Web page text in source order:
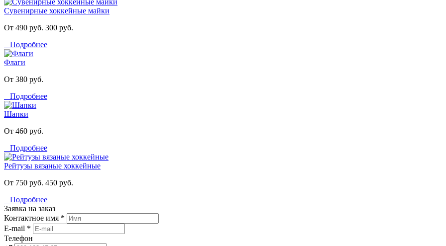
Сувенирные хоккейные майки
От 490 руб. 300 руб.
Подробнее
Флаги
От 380 руб.
Подробнее
Шапки
От 460 руб.
Подробнее
Рейтузы вязаные хоккейные
От 750 руб. 450 руб.
Подробнее
Заявка на заказ
Контактное имя *
E-mail *
Телефон